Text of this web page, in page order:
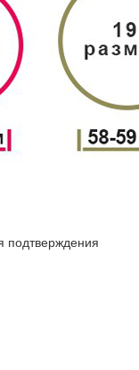
подтверждения